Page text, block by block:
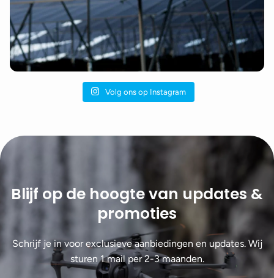
Volg ons op Instagram
Blijf op de hoogte van updates &
promoties
Schrijf je in voor exclusieve aanbiedingen en updates. Wij
sturen 1 mail per 2-3 maanden.